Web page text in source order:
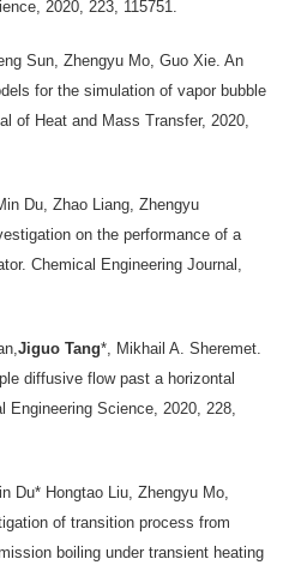
2020, 223, 115751.
Sun, Zhengyu Mo, Guo Xie. An
for the simulation of vapor bubble
of Heat and Mass Transfer, 2020,
Du, Zhao Liang, Zhengyu
on the performance of a
Chemical Engineering Journal,
Jiguo Tang*, Mikhail A. Sheremet.
diffusive flow past a horizontal
Science, 2020, 228,
Du* Hongtao Liu, Zhengyu Mo,
of transition process from
boiling under transient heating